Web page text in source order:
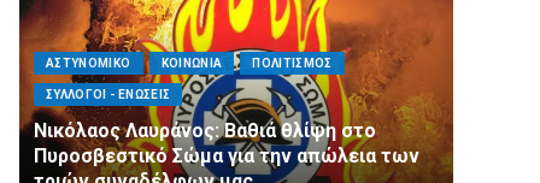
ΑΣΤΥΝΟΜΙΚΟ ΚΟΙΝΩΝΙΑ ΠΟΛΙΤΙΣΜΟΣ
ΣΥΛΛΟΓΟΙ - ΕΝΩΣΕΙΣ
Νικόλαος Λαυράνος: Βαθιά θλίψη στο
Πυροσβεστικό Σώμα για την απώλεια των